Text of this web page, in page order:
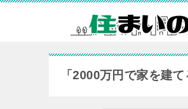
「2000万円で家を建